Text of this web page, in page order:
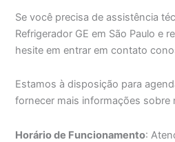
Se você precisa de assistência
Refrigerador GE em São Paulo e
hesite em entrar em contato
Estamos à disposição para
fornecer mais informações sobre
Horário de Funcionamento: